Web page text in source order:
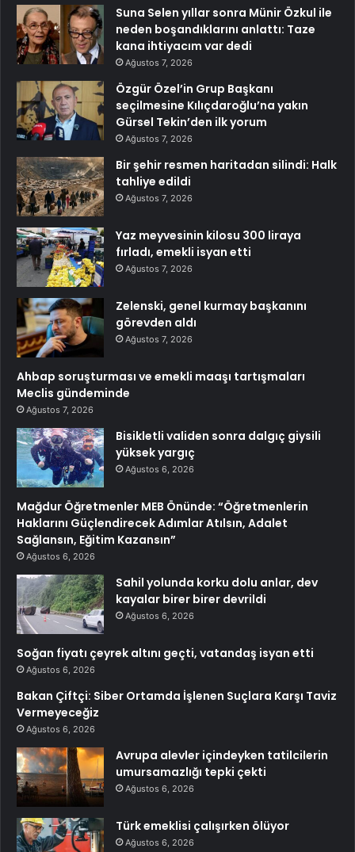
Suna Selen yıllar sonra Münir Özkul ile
neden boşandıklarını anlattı: Taze
kana ihtiyacım var dedi
Ağustos 7, 2026
Özgür Özel’in Grup Başkanı
seçilmesine Kılıçdaroğlu’na yakın
Gürsel Tekin’den ilk yorum
Ağustos 7, 2026
Bir şehir resmen haritadan silindi: Halk
tahliye edildi
Ağustos 7, 2026
Yaz meyvesinin kilosu 300 liraya
fırladı, emekli isyan etti
Ağustos 7, 2026
Zelenski, genel kurmay başkanını
görevden aldı
Ağustos 7, 2026
Ahbap soruşturması ve emekli maaşı tartışmaları
Meclis gündeminde
Ağustos 7, 2026
Bisikletli validen sonra dalgıç giysili
yüksek yargıç
Ağustos 6, 2026
Mağdur Öğretmenler MEB Önünde: “Öğretmenlerin
Haklarını Güçlendirecek Adımlar Atılsın, Adalet
Sağlansın, Eğitim Kazansın”
Ağustos 6, 2026
Sahil yolunda korku dolu anlar, dev
kayalar birer birer devrildi
Ağustos 6, 2026
Soğan fiyatı çeyrek altını geçti, vatandaş isyan etti
Ağustos 6, 2026
Bakan Çiftçi: Siber Ortamda İşlenen Suçlara Karşı Taviz
Vermeyeceğiz
Ağustos 6, 2026
Avrupa alevler içindeyken tatilcilerin
umursamazlığı tepki çekti
Ağustos 6, 2026
Türk emeklisi çalışırken ölüyor
Ağustos 6, 2026